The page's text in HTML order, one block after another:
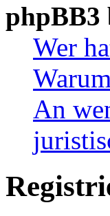
phpBB3
Wer
An